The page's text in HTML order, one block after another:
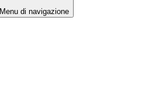
Menu di navigazione